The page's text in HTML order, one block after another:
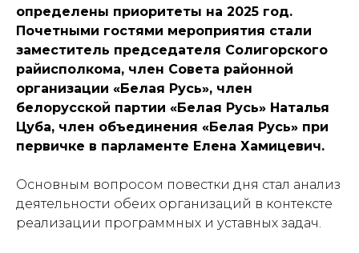
определены приоритеты на 2025 год.
Почетными гостями мероприятия стали
заместитель председателя Солигорского
райисполкома, член Совета районной
организации «Белая Русь», член
белорусской партии «Белая Русь» Наталья
Цуба, член объединения «Белая Русь» при
первичке в парламенте Елена Хамицевич.
Основным вопросом повестки дня стал анализ
деятельности обеих организаций в контексте
реализации программных и уставных задач.